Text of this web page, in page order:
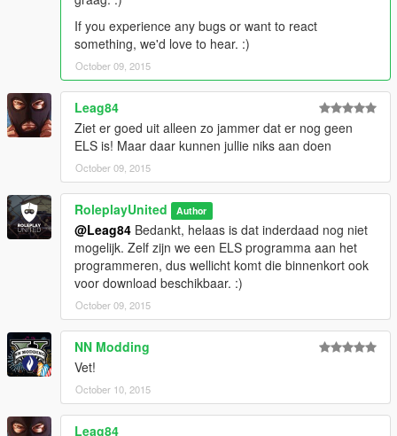
If you experience any bugs or want to react
something, we'd love to hear. :)
October 09, 2015
Leag84
Ziet er goed uit alleen zo jammer dat er nog geen
ELS is! Maar daar kunnen jullie niks aan doen
October 09, 2015
RoleplayUnited Author
@Leag84 Bedankt, helaas is dat inderdaad nog niet
mogelijk. Zelf zijn we een ELS programma aan het
programmeren, dus wellicht komt die binnenkort ook
voor download beschikbaar. :)
October 09, 2015
NN Modding
Vet!
October 10, 2015
Leag84